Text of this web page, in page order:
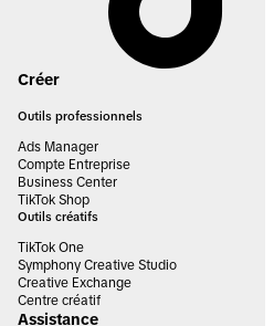
Créer
Outils professionnels
Ads Manager
Compte Entreprise
Business Center
TikTok Shop
Outils créatifs
TikTok One
Symphony Creative Studio
Creative Exchange
Centre créatif
Assistance